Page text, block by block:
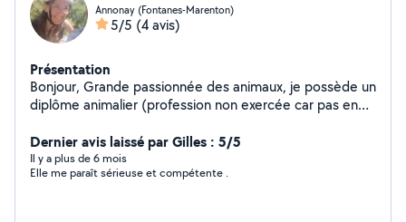
Annonay (Fontanes-Marenton)
5/5 (4 avis)
Présentation
Bonjour, Grande passionnée des animaux, je possède un
diplôme animalier (profession non exercée car pas en
services pour garder ou sortir vos animaux suivant
disponibilité. J'ai toujours eu des animaux (reptile,
rongeur, lagomorphes, chat, chien) mais actuellement je
Dernier avis laissé par Gilles : 5/5
Il y a plus de 6 mois
Elle me paraît sérieuse et compétente .